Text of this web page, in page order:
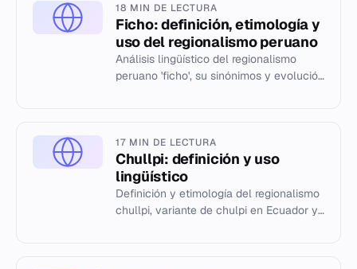
18 MIN DE LECTURA
Ficho: definición, etimología y
uso del regionalismo peruano
Análisis lingüístico del regionalismo
peruano 'ficho', su sinónimos y evolución
17 MIN DE LECTURA
Chullpi: definición y uso
lingüístico
Definición y etimología del regionalismo
chullpi, variante de chulpi en Ecuador y